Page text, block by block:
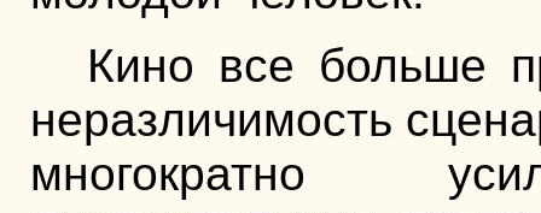
Кино все больше
неразличимость
многократно